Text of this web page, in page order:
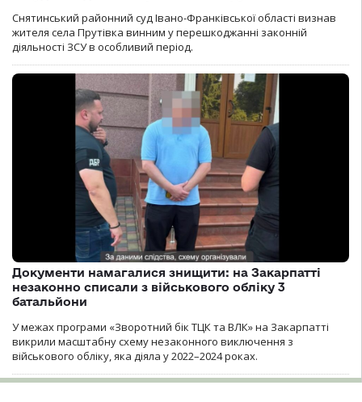
Снятинський районний суд Івано-Франківської області визнав
жителя села Прутівка винним у перешкоджанні законній
діяльності ЗСУ в особливий період.
Документи намагалися знищити: на Закарпатті
незаконно списали з військового обліку 3
батальйони
У межах програми «Зворотний бік ТЦК та ВЛК» на Закарпатті
викрили масштабну схему незаконного виключення з
військового обліку, яка діяла у 2022–2024 роках.